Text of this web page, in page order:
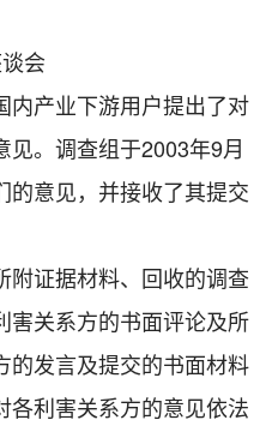
会
产业下游用户提出了对
。调查组于2003年9月
的意见，并接收了其提交
证据材料、回收的调查
害关系方的书面评论及所
的发言及提交的书面材料
各利害关系方的意见依法